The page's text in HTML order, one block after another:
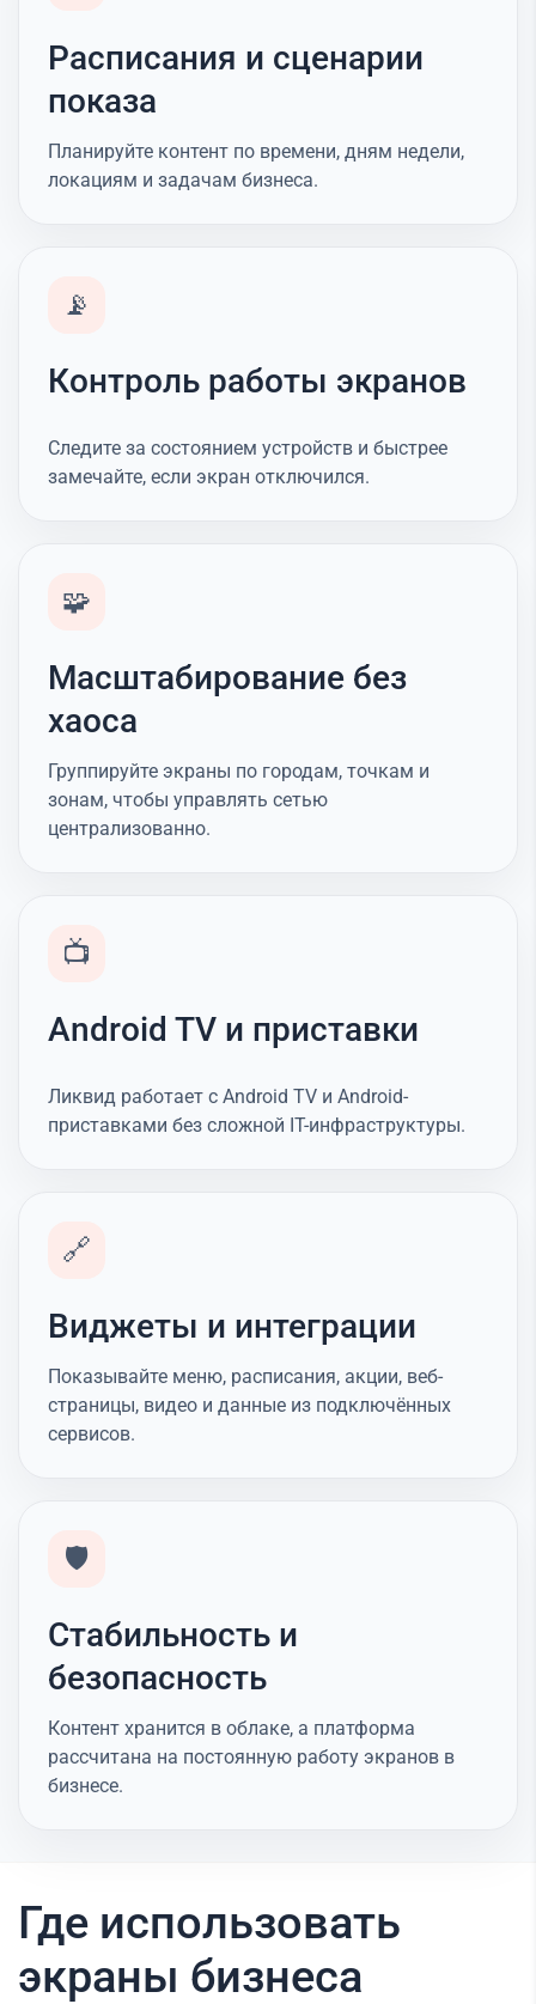
Расписания и сценарии
показа
Планируйте контент по времени, дням недели,
локациям и задачам бизнеса.
📡
Контроль работы экранов
Следите за состоянием устройств и быстрее
замечайте, если экран отключился.
🧩
Масштабирование без
хаоса
Группируйте экраны по городам, точкам и
зонам, чтобы управлять сетью
централизованно.
📺
Android TV и приставки
Ликвид работает с Android TV и Android-
приставками без сложной IT-инфраструктуры.
🔗
Виджеты и интеграции
Показывайте меню, расписания, акции, веб-
страницы, видео и данные из подключённых
сервисов.
🛡️
Стабильность и
безопасность
Контент хранится в облаке, а платформа
рассчитана на постоянную работу экранов в
бизнесе.
Где использовать
экраны бизнеса